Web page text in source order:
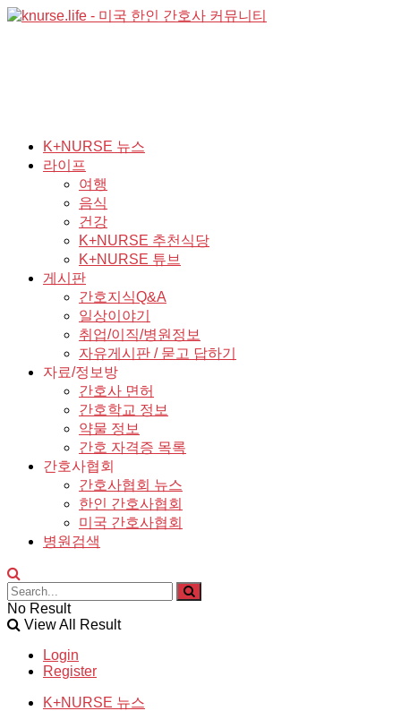
K+NURSE 뉴스
라이프
여행
음식
건강
K+NURSE 추천식당
K+NURSE 튜브
게시판
간호지식Q&A
일상이야기
취업/이직/병원정보
자유게시판 / 묻고 답하기
자료/정보방
간호사 면허
간호학교 정보
약물 정보
간호 자격증 목록
간호사협회
간호사협회 뉴스
한인 간호사협회
미국 간호사협회
병원검색
No Result
View All Result
Login
Register
K+NURSE 뉴스